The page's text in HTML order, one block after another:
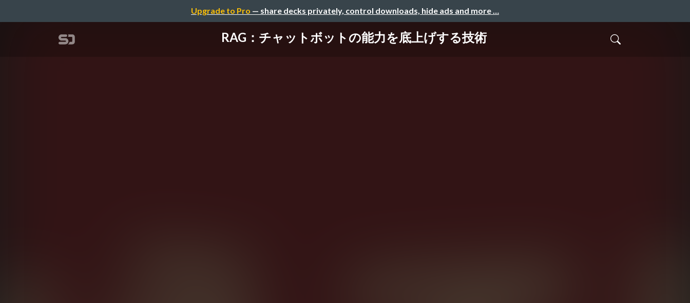
Upgrade to Pro — share decks privately, control downloads, hide ads and more …
RAG：チャットボットの能力を底上げする技術